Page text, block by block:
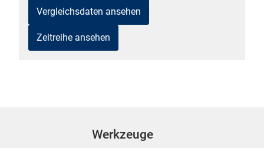
Vergleichsdaten ansehen
Zeitreihe ansehen
Werkzeuge